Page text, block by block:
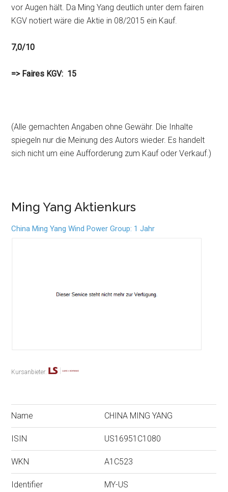
vor Augen hält. Da Ming Yang deutlich unter dem fairen
KGV notiert wäre die Aktie in 08/2015 ein Kauf.
7,0/10
=> Faires KGV: 15
(Alle gemachten Angaben ohne Gewähr. Die Inhalte
spiegeln nur die Meinung des Autors wieder. Es handelt
sich nicht um eine Aufforderung zum Kauf oder Verkauf.)
Ming Yang Aktienkurs
China Ming Yang Wind Power Group: 1 Jahr
Kursanbieter:
Name CHINA MING YANG
ISIN US16951C1080
WKN A1C523
Identifier MY-US